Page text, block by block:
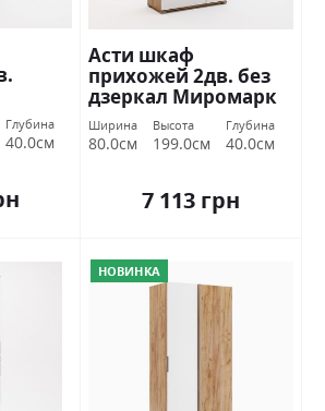
Глубина
40.0см
Асти шкаф
прихожей 2дв. без
дзеркал Миромарк
Ширина
80.0см
Высота
199.0см
Глубина
40.0см
7 113 грн
НОВИНКА